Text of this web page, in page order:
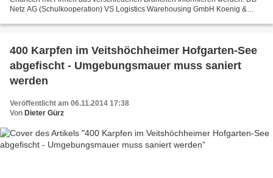
Netz AG (Schulkooperation) VS Logistics Warehousing GmbH Koenig &
400 Karpfen im Veitshöchheimer Hofgarten-See
abgefischt - Umgebungsmauer muss saniert
werden
Veröffentlicht am 06.11.2014 17:38
Von Dieter Gürz